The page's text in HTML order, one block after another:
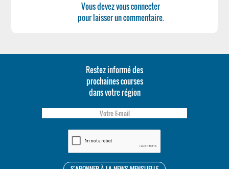
Vous devez vous connecter
pour laisser un commentaire.
Restez informé des
prochaines courses
dans votre région